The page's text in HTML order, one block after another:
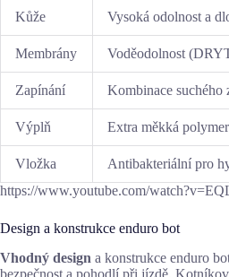
Kůže Vysoká odolnost a
Membrány Voděodolnost
Zapínání Kombinace suchého
Výplň Extra měkká
Vložka
Antibakteriální pro
https://www.youtube.com/
Design a konstrukce enduro bot
Vhodný design a konstrukce enduro
bezpečnost a pohodlí při jízdě.